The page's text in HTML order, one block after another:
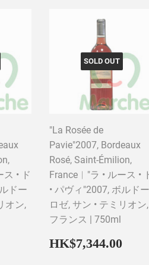
ス • ド
ドー
オン,
SOLD OUT
"La Rosée de
Pavie"2007, Bordeaux
Rosé, Saint-Émilion,
France︱"ラ • ルース •
• パヴィ"2007, ボルドー
ロゼ, サン • テミリオン,
フランス | 750ml
Regular
price
HK$7,344.00